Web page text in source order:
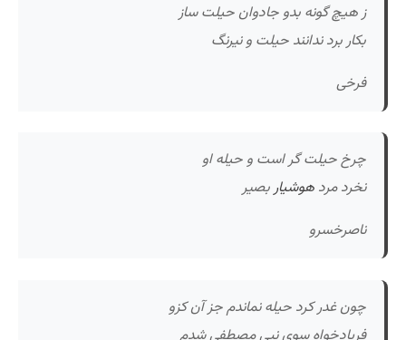
ز هیچ گونه بدو جادوان حیلت ساز
بکار برد ندانند حیلت و نیرنگ
فرخی
چرخ حیلت گر است و حیله او
نخرد مرد هوشیاربصیر
ناصرخسرو
چون غدر کرد حیله نماندم جز آن کزو
فریادخواه سوی نبی مصطفی شدم